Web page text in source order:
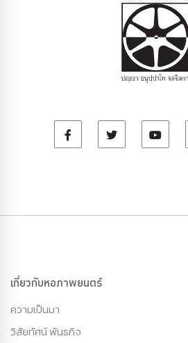
เกี่ยวกับหอภาพยนตร์
ความเป็นมา
วิสัยทัศน์ พันธกิจ